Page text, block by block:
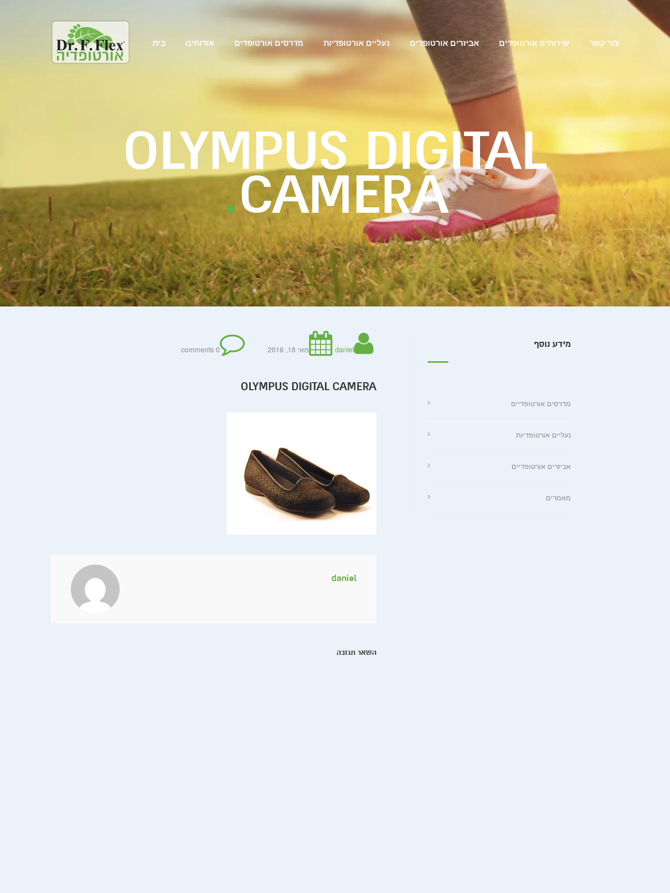
בית אודותינו מדרסים אורטופדים נעליים אורטופדיות אביזרים אורטופדים שירותים אורטופדים צור קשר
OLYMPUS DIGITAL
CAMERA
.
daniel מאי 18, 2016 0 comments
OLYMPUS DIGITAL CAMERA
daniel
השאר תגובה
מידע נוסף
מדרסים אורטופדיים
נעליים אורטופדיות
אביזרים אורטופדיים
מאמרים